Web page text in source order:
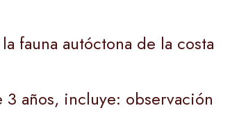
fauna autóctona de la costa
años, incluye: observación